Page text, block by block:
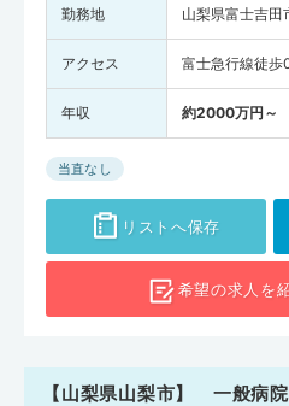
勤務地 山梨県富士吉田
アクセス 富士急行線徒歩
年収 約2000万円～
当直なし
リストへ保存
希望の求人を
【山梨県山梨市】 一般病